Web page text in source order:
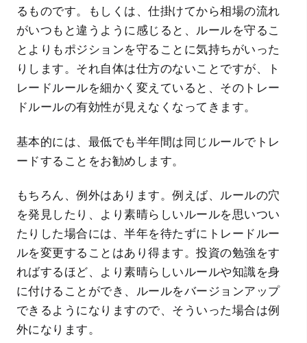
るものです。もしくは、仕掛けてから相場の流れ
がいつもと違うように感じると、ルールを守るこ
とよりもポジションを守ることに気持ちがいった
りします。それ自体は仕方のないことですが、ト
レードルールを細かく変えていると、そのトレー
ドルールの有効性が見えなくなってきます。
基本的には、最低でも半年間は同じルールでトレ
ードすることをお勧めします。
もちろん、例外はあります。例えば、ルールの穴
を発見したり、より素晴らしいルールを思いつい
たりした場合には、半年を待たずにトレードルー
ルを変更することはあり得ます。投資の勉強をす
ればするほど、より素晴らしいルールや知識を身
に付けることができ、ルールをバージョンアップ
できるようになりますので、そういった場合は例
外になります。